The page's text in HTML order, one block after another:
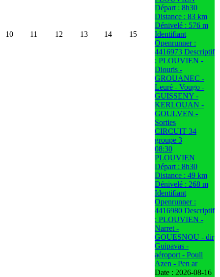
10 11 12 13 14 15
Départ : 8h30
Distance : 83 km
Dénivelé : 576 m
Identifiant
Openrunner :
4416973 Descriptif
: PLOUVIEN -
Diouris -
GROUANEC -
Leuré - Vougo -
GUISSENY -
KERLOUAN -
GOULVEN -
Sorties
CIRCUIT 34
groupe 3
08:30
PLOUVIEN
Départ : 8h30
Distance : 49 km
Dénivelé : 268 m
Identifiant
Openrunner :
4416980 Descriptif
: PLOUVIEN -
Narret -
GOUESNOU - dir
Guipavas -
aéroport - Poull
Azen - Pen ar
Date : 2026-08-16